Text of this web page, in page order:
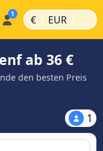
€ | EUR |
ab 36 €
den besten Preis
1